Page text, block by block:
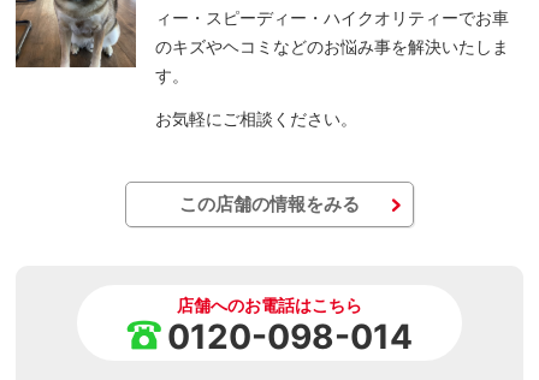
ィー・スピーディー・ハイクオリティーでお車
のキズやヘコミなどのお悩み事を解決いたしま
す。
お気軽にご相談ください。
この店舗の情報をみる
店舗へのお電話はこちら
0120-098-014